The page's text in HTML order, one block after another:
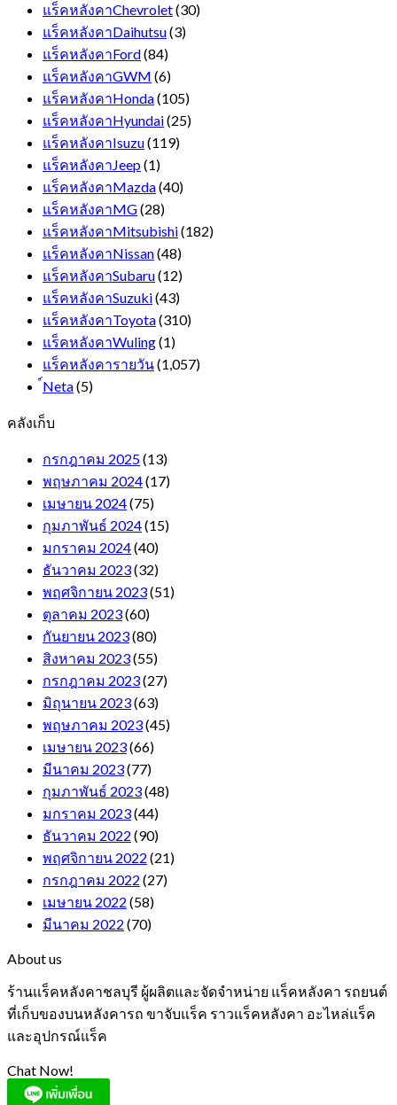
แร็คหลังคาChevrolet(30)
แร็คหลังคาDaihutsu(3)
แร็คหลังคาFord(84)
แร็คหลังคาGWM (6)
แร็คหลังคาHonda(105)
แร็คหลังคาHyundai(25)
แร็คหลังคาIsuzu(119)
แร็คหลังคาJeep(1)
แร็คหลังคาMazda(40)
แร็คหลังคาMG(28)
แร็คหลังคาMitsubishi(182)
แร็คหลังคาNissan(48)
แร็คหลังคาSubaru(12)
แร็คหลังคาSuzuki(43)
แร็คหลังคาToyota(310)
แร็คหลังคาWuling(1)
แร็คหลังคารายวัน(1,057)
์Neta(5)
คลังเก็บ
กรกฎาคม 2025(13)
พฤษภาคม 2024(17)
เมษายน 2024(75)
กุมภาพันธ์ 2024(15)
มกราคม 2024(40)
ธันวาคม 2023(32)
พฤศจิกายน 2023(51)
ตุลาคม 2023(60)
กันยายน 2023(80)
สิงหาคม 2023(55)
กรกฎาคม 2023(27)
มิถุนายน 2023(63)
พฤษภาคม 2023(45)
เมษายน 2023(66)
มีนาคม 2023(77)
กุมภาพันธ์ 2023(48)
มกราคม 2023(44)
ธันวาคม 2022 (90)
พฤศจิกายน 2022 (21)
กรกฎาคม 2022 (27)
เมษายน 2022 (58)
มีนาคม 2022 (70)
About us
ร้านแร็คหลังคาชลบุรี ผู้ผลิตและจัดจำหน่าย แร็คหลังคา รถยนต์
ที่เก็บของบนหลังคารถ ขาจับแร็ค ราวแร็คหลังคา อะไหล่แร็ค
และอุปกรณ์แร็ค
Chat Now!